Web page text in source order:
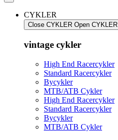
CYKLER
Close CYKLER Open CYKLER
vintage cykler
High End Racercykler
Standard Racercykler
Bycykler
MTB/ATB Cykler
High End Racercykler
Standard Racercykler
Bycykler
MTB/ATB Cykler